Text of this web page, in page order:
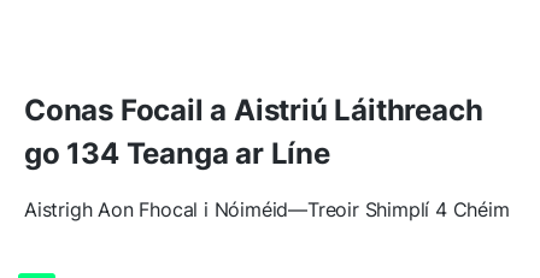
Conas Focail a Aistriú Láithreach
go 134 Teanga ar Líne
Aistrigh Aon Fhocal i Nóiméid—Treoir Shimplí 4 Chéim